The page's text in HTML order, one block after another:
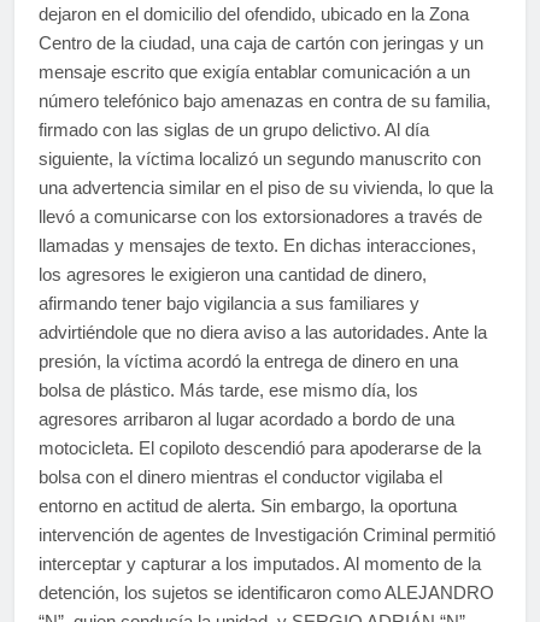
dejaron en el domicilio del ofendido, ubicado en la Zona
Centro de la ciudad, una caja de cartón con jeringas y un
mensaje escrito que exigía entablar comunicación a un
número telefónico bajo amenazas en contra de su familia,
firmado con las siglas de un grupo delictivo. Al día
siguiente, la víctima localizó un segundo manuscrito con
una advertencia similar en el piso de su vivienda, lo que la
llevó a comunicarse con los extorsionadores a través de
llamadas y mensajes de texto. En dichas interacciones,
los agresores le exigieron una cantidad de dinero,
afirmando tener bajo vigilancia a sus familiares y
advirtiéndole que no diera aviso a las autoridades. Ante la
presión, la víctima acordó la entrega de dinero en una
bolsa de plástico. Más tarde, ese mismo día, los
agresores arribaron al lugar acordado a bordo de una
motocicleta. El copiloto descendió para apoderarse de la
bolsa con el dinero mientras el conductor vigilaba el
entorno en actitud de alerta. Sin embargo, la oportuna
intervención de agentes de Investigación Criminal permitió
interceptar y capturar a los imputados. Al momento de la
detención, los sujetos se identificaron como ALEJANDRO